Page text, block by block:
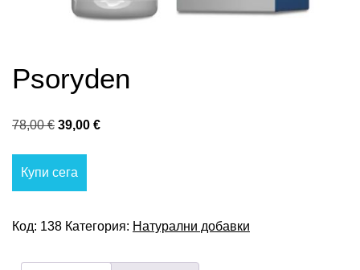
Psoryden
78,00€ Original
39,00 €Текущата
Купи сега
Код: 138 Категория: Натурални добавки